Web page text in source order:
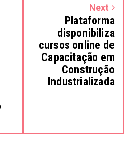
Next
Plataforma
disponibiliza
cursos online de
Capacitação em
Construção
Industrializada